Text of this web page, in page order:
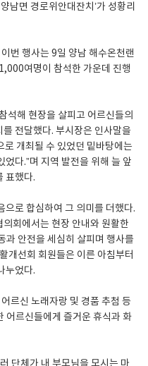
남면 경로위안대잔치’가 성황리
번 행사는 9일 양남 해수온천랜
여명이 참석한 가운데 진행
석해 현장을 살피고 어르신들의
전달했다. 부시장은 인사말을
로 개최될 수 있었던 밑바탕에는
다.”며 지역 발전을 위해 늘 앞
표했다.
으로 합심하여 그 의미를 더했다.
회에서는 현장 안내와 원활한
과 안전을 세심히 살피며 행사를
개선회 회원들은 이른 아침부터
누었다.
르신 노래자랑 및 경품 추첨 등
어르신들에게 즐거운 휴식과 화